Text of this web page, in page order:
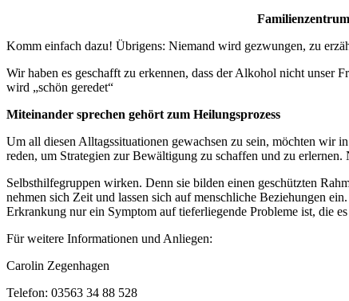
Komm einfach dazu! Übrigens: Niemand wird gezwungen, zu
Wir haben es geschafft zu erkennen, dass der Alkohol nicht unser
wird „schön geredet“
Miteinander sprechen gehört zum Heilungsprozess
Um all diesen Alltagssituationen gewachsen zu sein, möchten wir
reden, um Strategien zur Bewältigung zu schaffen und zu
Selbsthilfegruppen wirken. Denn sie bilden einen geschützten
nehmen sich Zeit und lassen sich auf menschliche Beziehungen
Erkrankung nur ein Symptom auf tieferliegende Probleme ist, die
Für weitere Informationen und Anliegen:
Carolin Zegenhagen
Telefon: 03563 34 88 528